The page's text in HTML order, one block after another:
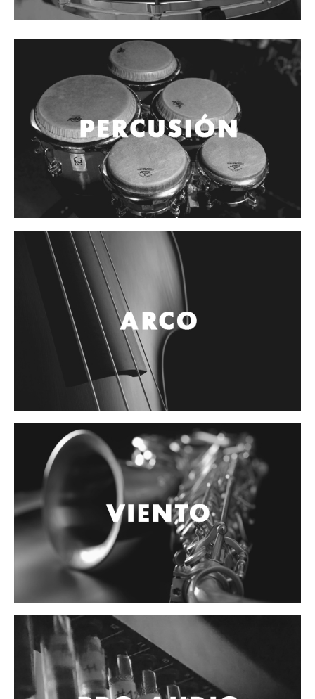
Procesadores y efectos
Interfaz para grabación
Audífonos y monitoreo personal
Estantes y soportes
Instalaciones y publicidad
Accesorios
Controladores
Tornamesa
Mezcladora
Interfaz
Luces y Escenario
Strobos
Maquinas de humo y escenario
Accesorios
Cables y Conectores
Instrumento
Sonido
Parlante
Video y USB
Espigas y conectores
Accesorios